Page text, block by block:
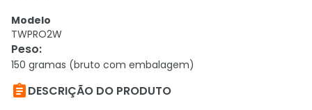
Modelo
TWPRO2W
Peso:
150 gramas (bruto com embalagem)
DESCRIÇÃO DO PRODUTO